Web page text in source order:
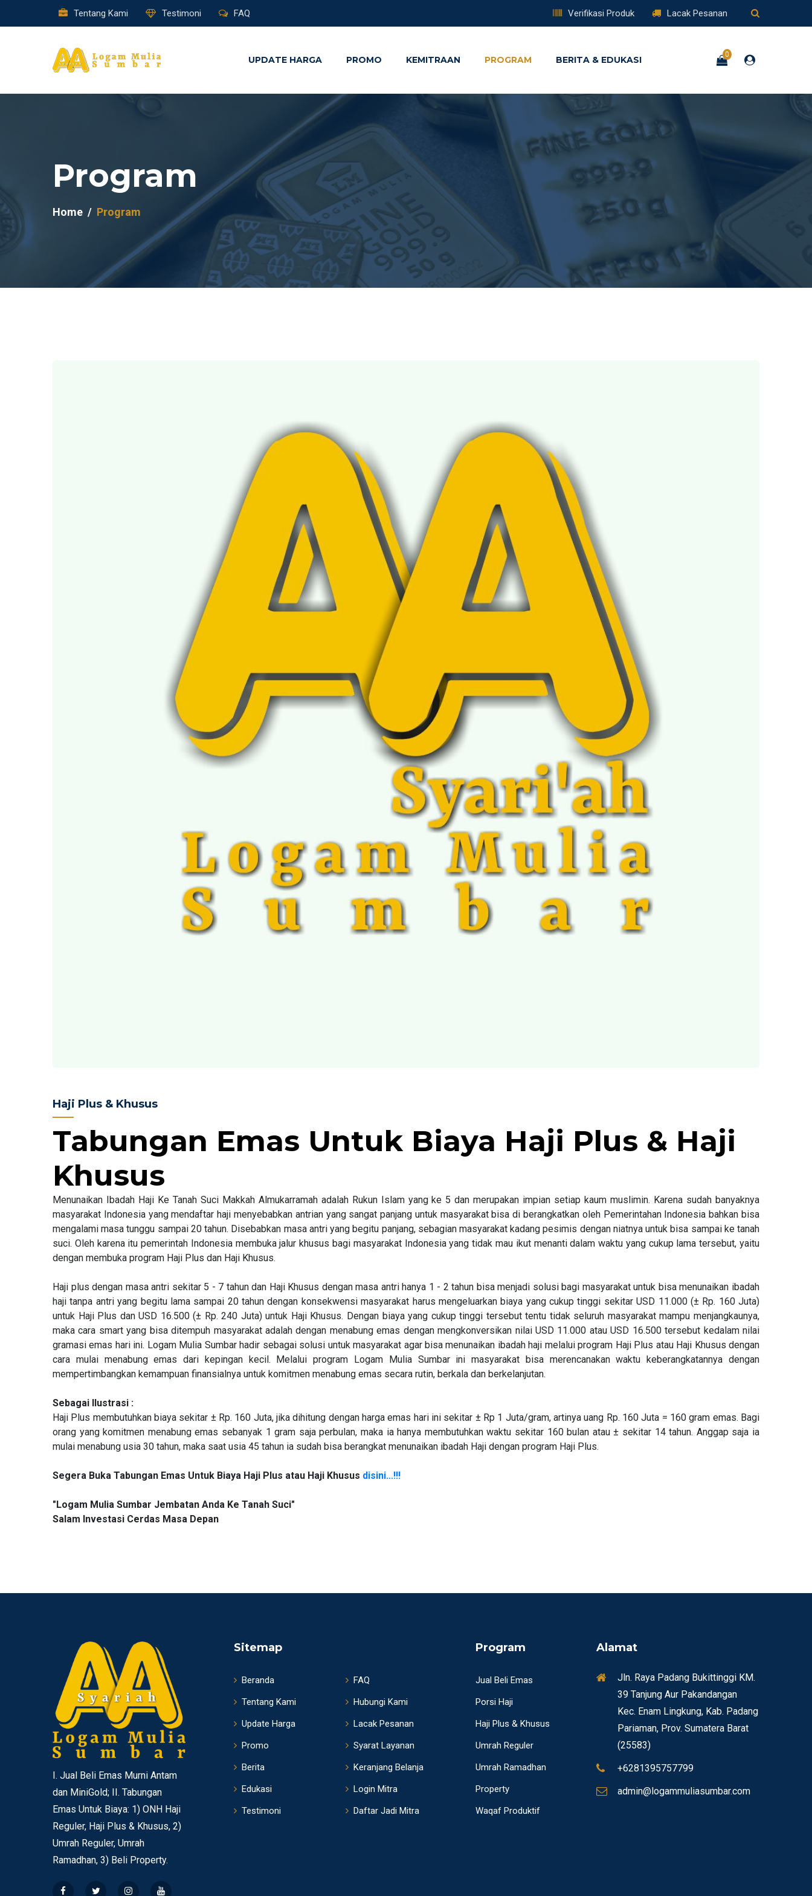
Tentang Kami Testimoni FAQ Verifikasi Produk Lacak Pesanan
UPDATE HARGA PROMO KEMITRAAN PROGRAM BERITA & EDUKASI 0
Program
Home Program
Haji Plus & Khusus
Tabungan Emas Untuk Biaya Haji Plus & Haji
Khusus
Menunaikan Ibadah Haji Ke Tanah Suci Makkah Almukarramah adalah Rukun Islam yang ke 5 dan merupakan impian setiap kaum muslimin. Karena sudah banyaknya
masyarakat Indonesia yang mendaftar haji menyebabkan antrian yang sangat panjang untuk masyarakat bisa di berangkatkan oleh Pemerintahan Indonesia bahkan bisa
mengalami masa tunggu sampai 20 tahun. Disebabkan masa antri yang begitu panjang, sebagian masyarakat kadang pesimis dengan niatnya untuk bisa sampai ke tanah
suci. Oleh karena itu pemerintah Indonesia membuka jalur khusus bagi masyarakat Indonesia yang tidak mau ikut menanti dalam waktu yang cukup lama tersebut, yaitu
dengan membuka program Haji Plus dan Haji Khusus.
Haji plus dengan masa antri sekitar 5 - 7 tahun dan Haji Khusus dengan masa antri hanya 1 - 2 tahun bisa menjadi solusi bagi masyarakat untuk bisa menunaikan ibadah
haji tanpa antri yang begitu lama sampai 20 tahun dengan konsekwensi masyarakat harus mengeluarkan biaya yang cukup tinggi sekitar USD 11.000 (± Rp. 160 Juta)
untuk Haji Plus dan USD 16.500 (± Rp. 240 Juta) untuk Haji Khusus. Dengan biaya yang cukup tinggi tersebut tentu tidak seluruh masyarakat mampu menjangkaunya,
maka cara smart yang bisa ditempuh masyarakat adalah dengan menabung emas dengan mengkonversikan nilai USD 11.000 atau USD 16.500 tersebut kedalam nilai
gramasi emas hari ini. Logam Mulia Sumbar hadir sebagai solusi untuk masyarakat agar bisa menunaikan ibadah haji melalui program Haji Plus atau Haji Khusus dengan
cara mulai menabung emas dari kepingan kecil. Melalui program Logam Mulia Sumbar ini masyarakat bisa merencanakan waktu keberangkatannya dengan
mempertimbangkan kemampuan finansialnya untuk komitmen menabung emas secara rutin, berkala dan berkelanjutan.
Sebagai Ilustrasi :
Haji Plus membutuhkan biaya sekitar ± Rp. 160 Juta, jika dihitung dengan harga emas hari ini sekitar ± Rp 1 Juta/gram, artinya uang Rp. 160 Juta = 160 gram emas. Bagi
orang yang komitmen menabung emas sebanyak 1 gram saja perbulan, maka ia hanya membutuhkan waktu sekitar 160 bulan atau ± sekitar 14 tahun. Anggap saja ia
mulai menabung usia 30 tahun, maka saat usia 45 tahun ia sudah bisa berangkat menunaikan ibadah Haji dengan program Haji Plus.
Segera Buka Tabungan Emas Untuk Biaya Haji Plus atau Haji Khusus disini...!!!
"Logam Mulia Sumbar Jembatan Anda Ke Tanah Suci"
Salam Investasi Cerdas Masa Depan
I. Jual Beli Emas Murni Antam
dan MiniGold; II. Tabungan
Emas Untuk Biaya: 1) ONH Haji
Reguler, Haji Plus & Khusus, 2)
Umrah Reguler, Umrah
Ramadhan, 3) Beli Property.
Sitemap
Beranda
Tentang Kami
Update Harga
Promo
Berita
Edukasi
Testimoni
FAQ
Hubungi Kami
Lacak Pesanan
Syarat Layanan
Keranjang Belanja
Login Mitra
Daftar Jadi Mitra
Program
Jual Beli Emas
Porsi Haji
Haji Plus & Khusus
Umrah Reguler
Umrah Ramadhan
Property
Waqaf Produktif
Alamat
Jln. Raya Padang Bukittinggi KM.
39 Tanjung Aur Pakandangan
Kec. Enam Lingkung, Kab. Padang
Pariaman, Prov. Sumatera Barat
(25583)
+6281395757799
admin@logammuliasumbar.com